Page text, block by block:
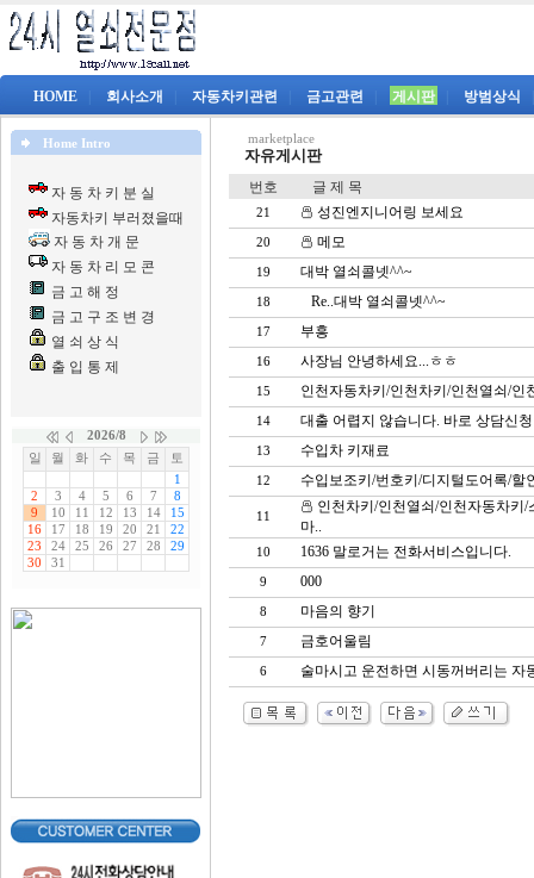
HOME 회사소개 자동차키관련 금고관련 게시판 방범상식
Home Intro
자 동 차 키 분 실
자동차키 부러졌을때
자 동 차 개 문
자 동 차 리 모 콘
금 고 해 정
금 고 구 조 변 경
열 쇠 상 식
출 입 통 제
marketplace
자유게시판
번호 글 제 목
21 성진엔지니어링 보세요
20 메모
19 대박 열쇠콜넷^^~
18 Re..대박 열쇠콜넷^^~
17 부흥
16 사장님 안녕하세요...ㅎㅎ
15 인천자동차키/인천차키/인천열쇠/인
14 대출 어렵지 않습니다. 바로 상담신
13 수입차 키재료
12 수입보조키/번호키/디지털도어록/할
11
인천차키/인천열쇠/인천자동차키
마..
10 1636 말로거는 전화서비스입니다.
9 000
8 마음의 향기
7 금호어울림
6 술마시고 운전하면 시동꺼버리는 자